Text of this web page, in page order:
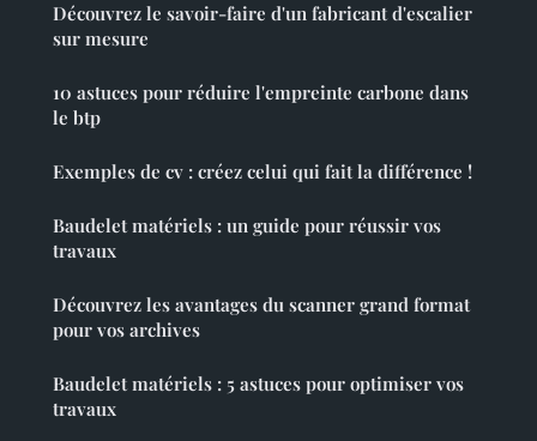
Découvrez le savoir-faire d'un fabricant d'escalier
sur mesure
10 astuces pour réduire l'empreinte carbone dans
le btp
Exemples de cv : créez celui qui fait la différence !
Baudelet matériels : un guide pour réussir vos
travaux
Découvrez les avantages du scanner grand format
pour vos archives
Baudelet matériels : 5 astuces pour optimiser vos
travaux